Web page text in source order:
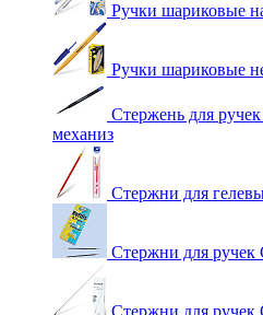
Ручки шариковые
Ручки шариковые
Стержень для
механиз
Стержни для
Стержни для
Стержни для